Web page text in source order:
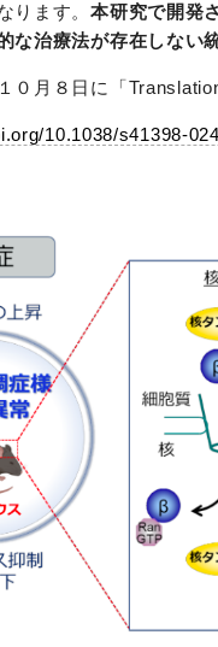
ります。本研究で開発
な治療法が存在しな
０月８日に「
10.1038/s41398-